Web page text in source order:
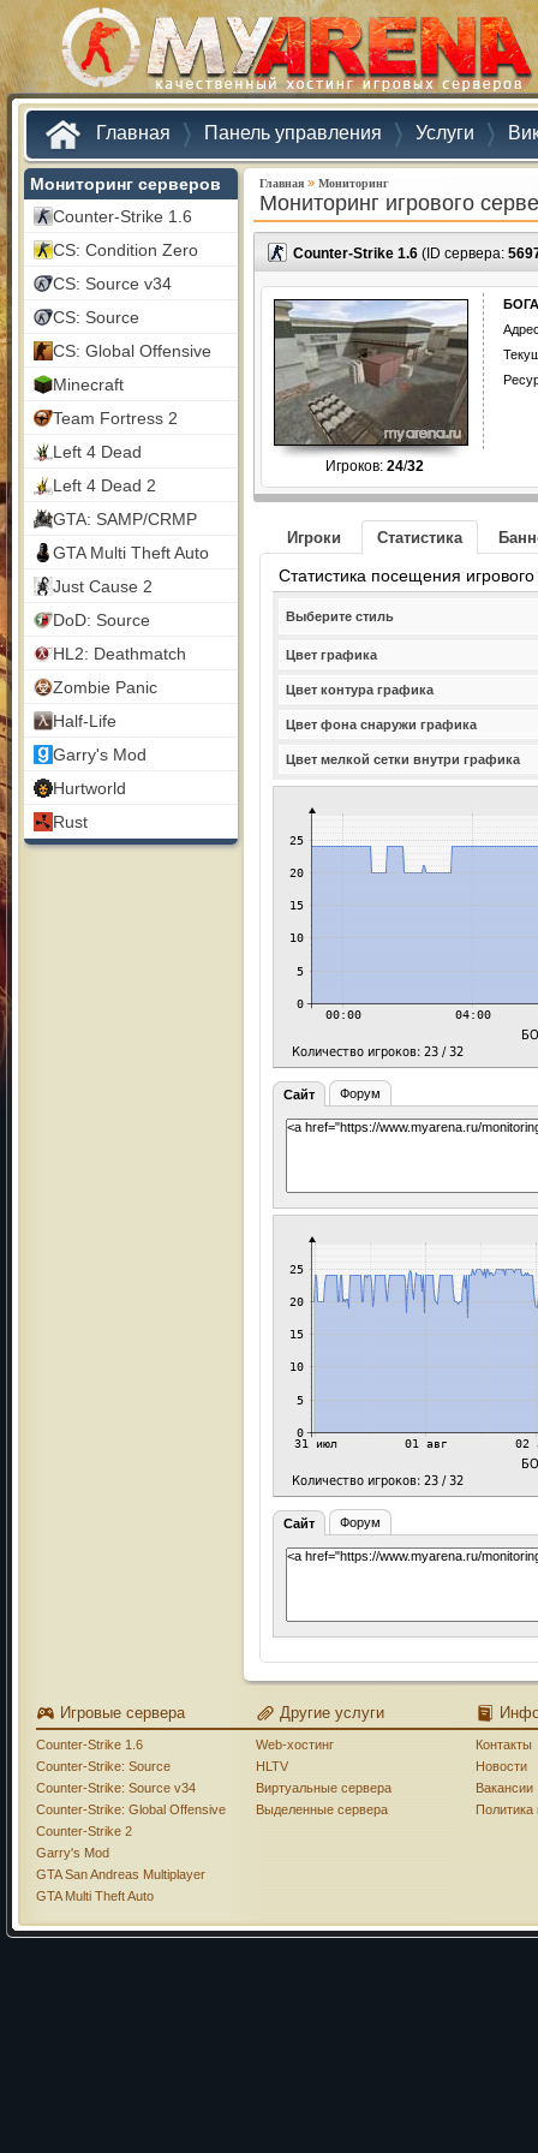
Главная Панель управления Услуги
Мониторинг серверов
Counter-Strike 1.6
CS: Condition Zero
CS: Source v34
CS: Source
CS: Global Offensive
Minecraft
Team Fortress 2
Left 4 Dead
Left 4 Dead 2
GTA: SAMP/CRMP
GTA Multi Theft Auto
Just Cause 2
DoD: Source
HL2: Deathmatch
Zombie Panic
Half-Life
Garry's Mod
Hurtworld
Rust
Главная » Мониторинг
Мониторинг игрового
Counter-Strike 1.6 (ID сервера:
Игроков: 24/32
Игроки Статистика
Статистика посещения
Выберите стиль
Цвет графика
Цвет контура графика
Цвет фона снаружи графика
Цвет мелкой сетки внутри графика
Сайт Форум
Сайт Форум
Игровые сервера
Counter-Strike 1.6
Counter-Strike: Source
Counter-Strike: Source v34
Counter-Strike: Global Offensive
Counter-Strike 2
Garry's Mod
GTA San Andreas Multiplayer
GTA Multi Theft Auto
Другие услуги
Web-хостинг
HLTV
Виртуальные сервера
Выделенные сервера
Контакты
Новости
Вакансии
Политика